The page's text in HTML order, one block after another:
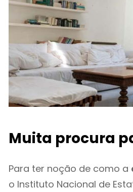
Muita procura
Para ter noção de como a
o Instituto Nacional de